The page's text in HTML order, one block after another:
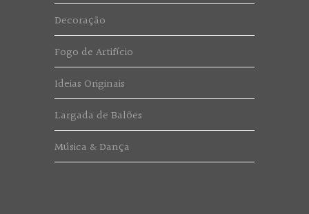
Decoração
Fogo de Artifício
Ideias Originais
Largada de Balões
Música & Dança